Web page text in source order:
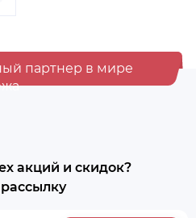
партнер в мире
акций и скидок?